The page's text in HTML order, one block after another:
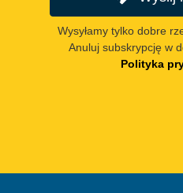
Wysyłamy tylko dobre
Anuluj subskrypcję w
Polityka